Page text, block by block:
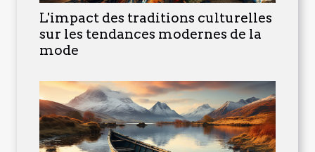
L'impact des traditions culturelles
sur les tendances modernes de la
mode